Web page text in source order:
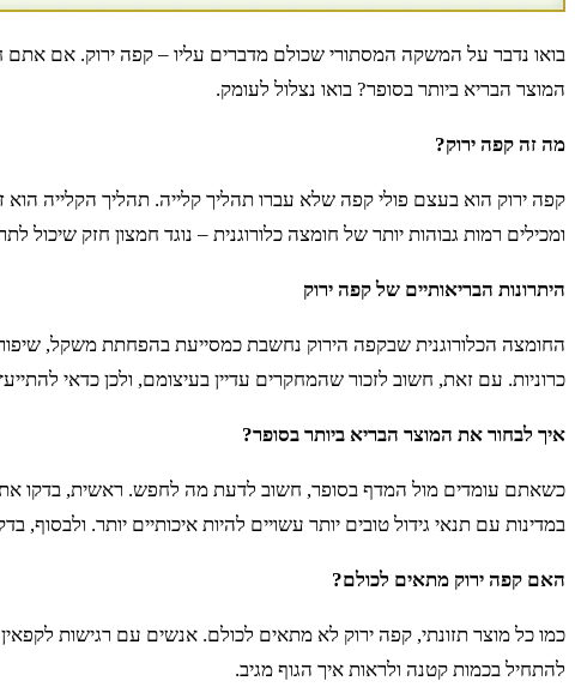
בואו נדבר על המשקה המסתורי שכולם מדברים עליו – קפה ירוק. אם
המוצר הבריא ביותר בסופר? בואו נצלול לעומק.
מה זה קפה ירוק?
קפה ירוק הוא בעצם פולי קפה שלא עברו תהליך קלייה. תהליך הקלייה
ומכילים רמות גבוהות יותר של חומצה כלורוגנית – נוגד חמצון חזק שיכול
היתרונות הבריאותיים של קפה ירוק
החומצה הכלורוגנית שבקפה הירוק נחשבת כמסייעת בהפחתת משקל,
כרוניות. עם זאת, חשוב לזכור שהמחקרים עדיין בעיצומם, ולכן כדאי
איך לבחור את המוצר הבריא ביותר בסופר?
במדינות עם תנאי גידול טובים יותר עשויים להיות איכותיים יותר.
האם קפה ירוק מתאים לכולם?
כמו כל מוצר תזונתי, קפה ירוק לא מתאים לכולם. אנשים עם רגישות לקפאין
להתחיל בכמות קטנה ולראות איך הגוף מגיב.